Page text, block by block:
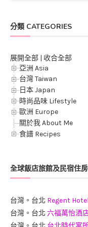
分類 CATEGORIES
展開全部 | 收合全部
亞洲 Asia
台灣 Taiwan
日本 Japan
時尚品味 Lifestyle
歐洲 Europe
關於我 About Me
食譜 Recipes
全球飯店旅館及民宿住
台灣。台北 Regent
台灣。台北 六福萬怡酒